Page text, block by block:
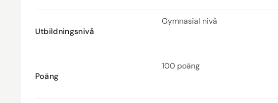
Utbildningsnivå
Gymnasial nivå
Poäng
100 poäng